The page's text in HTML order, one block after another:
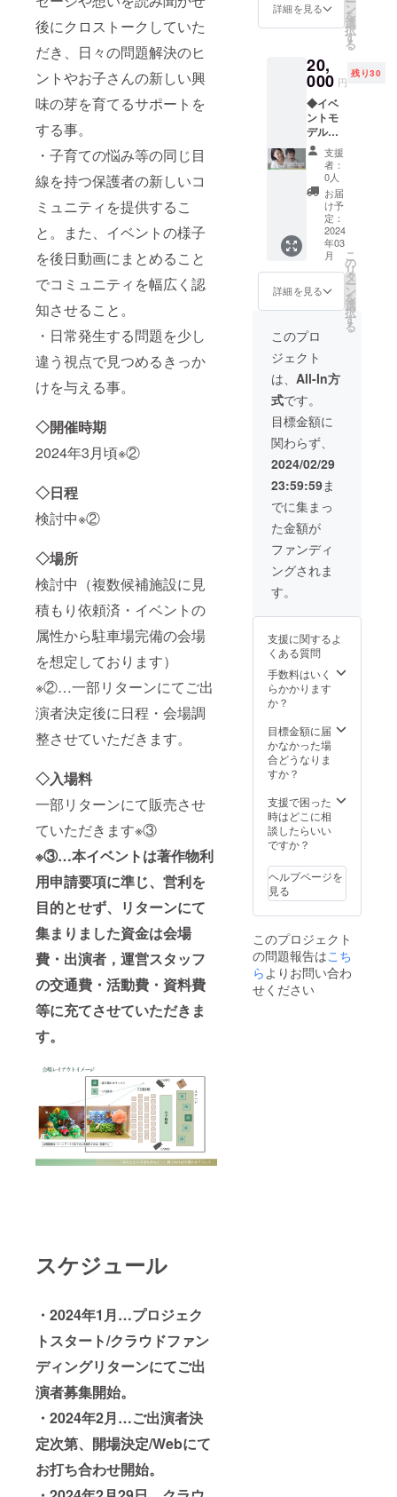
後にクロストークしていた
だき、日々の問題解決のヒ
ントやお子さんの新しい興
味の芽を育てるサポートを
する事。
・子育ての悩み等の同じ目
線を持つ保護者の新しいコ
ミュニティを提供するこ
と。また、イベントの様子
を後日動画にまとめること
でコミュニティを幅広く認
知させること。
・日常発生する問題を少し
違う視点で見つめるきっか
けを与える事。
◇開催時期
2024年3月頃※②
◇日程
検討中※②
◇場所
検討中（複数候補施設に見
積もり依頼済・イベントの
属性から駐車場完備の会場
を想定しております）
※②…一部リターンにてご出
演者決定後に日程・会場調
整させていただきます。
◇入場料
一部リターンにて販売させ
ていただきます※③
※③…本イベントは著作物利
用申請要項に準じ、営利を
目的とせず、リターンにて
集まりました資金は会場
費・出演者，運営スタッフ
の交通費・活動費・資料費
等に充てさせていただきま
す。
スケジュール
・2024年1月…プロジェク
トスタート/クラウドファン
ディングリターンにてご出
演者募集開始。
・2024年2月…ご出演者決
定次第、開場決定/Webにて
お打ち合わせ開始。
ゴ希
望』と
い。
メール
にてご
案内さ
せてい
ただき
ます。
※動画は
YouTub
eにアッ
プロー
ドさせ
ていた
だきま
す。 ※
ン指定
にて＠
nt.com
を受信
可能に
ご設定
くださ
い。
問い合
東京都
内での
実施を
予定し
ており
ます。
会場ま
でのご
移動が
可能な
方(交通
費・昼
食は支
給させ
ていた
す)。 ※
謝礼は
たしま
せん。
※開催前
に1度、
てお打
ち合わ
せをさ
せて頂
きます
(日程は
メール
にてご
調整さ
せて頂
きま
す)。 ※
ドメイ
＠
jecteve
nt.com
を受信
可能に
ご設定
ただき
※勤務形
『ボラ
ンティ
ア』と
なりま
す。
（当イ
ベント
は著作
物利用
申請要
項に準
じまし
て謝礼
は発生
せず、
交通費
と昼食
せて頂
す。）
※イベン
ト会場
は東京
都内を
想定し
ており
ますの
移動が
可能な
方。 ※
絵本は
お選び
頂きま
してお
給のど
ちらか
お選び
頂けま
す。
※YouTu
画撮影
がござ
いま
が可能
な方で
お願い
いたし
※開催前
に1度、
Webに
てお打
せをさ
せて頂
きます
(日程は
ターン
特典】
お写真
供いた
だき、
イベン
ト専用
の
SNS(In
stagra
m・X)
にモデ
ルさん
として
掲載さ
せてい
ただき
ます。
親子で
のお写
のみの
お写
真。ど
ちらで
も構い
ませ
ん！ ※
お写真
のご提
供方法
につき
まして
は、リ
ターン
ご購入
後に
メール
にてご
ます。
※掲載期
間は設
けてお
りませ
ん。 ※
にて＠
jecteve
nt.com
ご設定
くださ
い。
詳細を見る ン
を
選
択
す
る
20,
000 円
残り30
◆イベ
ントモ
デルご
出演券
～イベ
ント動
画サム
ネイル
のモデ
ルとし
てご出
演～
【リ
ターン
特典】
・イベ
ント動
画
(YouTub
eにアッ
プロー
ド)のサ
ムネイ
ルにモ
デルさ
んとし
て掲載
させて
いただ
きま
す。 イ
ベント
当日、
ご参加
にプロ
ラマン
による
撮影or
お写真
のご提
ずれか
をお選
びいた
だきま
提供い
ただく
場合、
親子で
真，お
子さん
のみの
お写
ちらで
も構い
ませ
ん！ ※
カメラ
支援
者：
0人
お届
け予
定：
2024
年03
月
詳細を見る
こ
の
リ
タ
ー
ン
を
選
択
す
る
このプロ
ジェクト
は、 All-In方
式です。
目標金額に
関わらず、
2024/02/29
23:59:59ま
でに集まっ
た金額が
ファンディ
ングされま
す。
支援に関するよ
くある質問
手数料はいく
らかかります
か？
目標金額に届
かなかった場
合どうなりま
すか？
支援で困った
時はどこに相
談したらいい
ですか？
ヘルプページを
見る
このプロジェクト
の問題報告はこち
ら よりお問い合わ
せください